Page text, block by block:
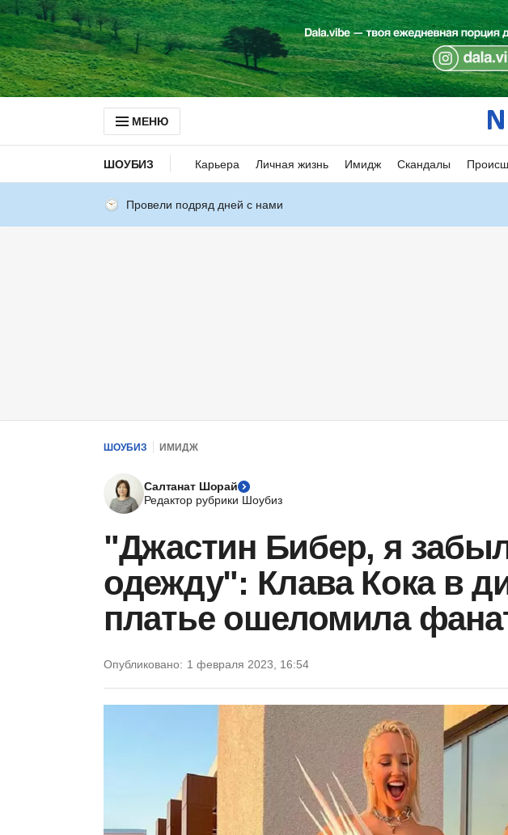
МЕНЮ
ШОУБИЗ Карьера Личная жизнь Имидж Скандалы
Провели подряд дней с нами
ШОУБИЗ ИМИДЖ
Салтанат Шорай
Редактор рубрики Шоубиз
"Джастин Бибер, я
одежду": Клава Кока в
платье ошеломила
Опубликовано: 1 февраля 2023, 16:54